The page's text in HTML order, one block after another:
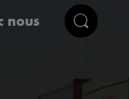
nous